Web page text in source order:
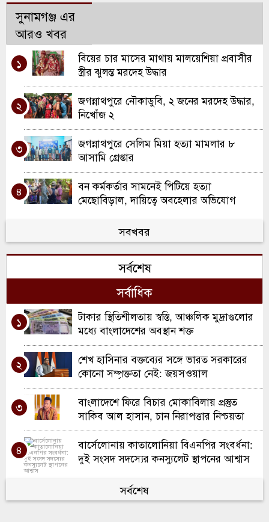
সুনামগঞ্জ এর
আরও খবর
১
বিয়ের চার মাসের মাথায় মালয়েশিয়া প্রবাসীর
স্ত্রীর ঝুলন্ত মরদেহ উদ্ধার
২
জগন্নাথপুরে নৌকাডুবি, ২ জনের মরদেহ উদ্ধার,
নিখোঁজ ২
৩
জগন্নাথপুরে সেলিম মিয়া হত্যা মামলার ৮
আসামি গ্রেপ্তার
৪
বন কর্মকর্তার সামনেই পিটিয়ে হত্যা
মেছোবিড়াল, দায়িত্বে অবহেলার অভিযোগ
জগন্নাথপুর পৌরসভার ২২ কোটি ৫০ লাখ টাকার
বাজেট পেশ
৬
জগন্নাথপুরে দুই মাদকসেবীকে কারাদণ্ড, ৫
দোকানিকে অর্থদণ্ড
৭
আগেরদিন স্ত্রীর সঙ্গে ঝগড়া, পরেরদিন স্বামীর
ঝুলন্ত মরদেহ উদ্ধার
৮
জগন্নাথপুরে জমি নিয়ে বিরোধের জেরে সংঘর্ষ,
নিহত ১
৯
টানা বৃষ্টি ও উজানের ঢলে জগন্নাথপুরের নিম্নাঞ্চল
প্লাবিত, বিদ্যালয়ে ব্যাহত পাঠদান
১০
জগন্নাথপুরে হাফিজ সৈয়দ নাঈমের মুক্তির দাবিতে
মানববন্ধন
সবখবর
সর্বশেষ
সর্বাধিক
১
টাকার স্থিতিশীলতায় স্বস্তি, আঞ্চলিক মুদ্রাগুলোর
মধ্যে বাংলাদেশের অবস্থান শক্ত
২
শেখ হাসিনার বক্তব্যের সঙ্গে ভারত সরকারের
কোনো সম্পৃক্ততা নেই: জয়সওয়াল
৩
বাংলাদেশে ফিরে বিচার মোকাবিলায় প্রস্তুত
সাকিব আল হাসান, চান নিরাপত্তার নিশ্চয়তা
৪
বার্সেলোনায় কাতালোনিয়া বিএনপির সংবর্ধনা:
দুই সংসদ সদস্যের কনস্যুলেট স্থাপনের আশ্বাস
গ্যাস সরবরাহে স্বস্তি ফিরতে শুরু, এলএনজি
টার্মিনাল আংশিক চালু
সর্বশেষ